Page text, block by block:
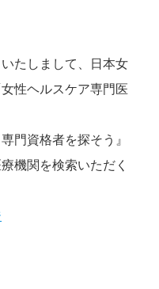
たしまして、日本女
性ヘルスケア専門医
門資格者を探そう』
機関を検索いただく